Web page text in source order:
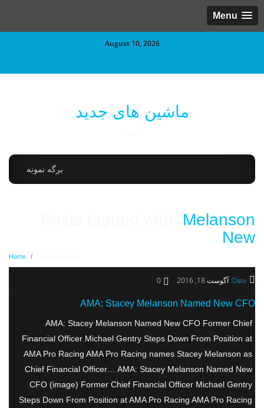
Menu
August 10, 2026
ماشین های جدید
برگه نمونه
Posts tagged with:Melanson
New
Home
Date: آگوست 18, 2016 0
AMA: Stacey Melanson Named New CFO
AMA: Stacey Melanson Named New CFO Former Chief
Financial Officer Michael Gentry Steps Down From Position at
AMA Pro Racing AMA Pro Racing names Stacey Melanson as
Chief Financial Officer… AMA: Stacey Melanson Named New
CFO (image) Former Chief Financial Officer Michael Gentry
Steps Down From Position at AMA Pro Racing AMA Pro Racing